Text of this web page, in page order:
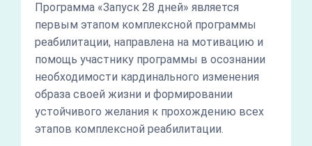
Программа «Запуск 28 дней» является
первым этапом комплексной программы
реабилитации, направлена на мотивацию и
помощь участнику программы в осознании
необходимости кардинального изменения
образа своей жизни и формировании
устойчивого желания к прохождению всех
этапов комплексной реабилитации.